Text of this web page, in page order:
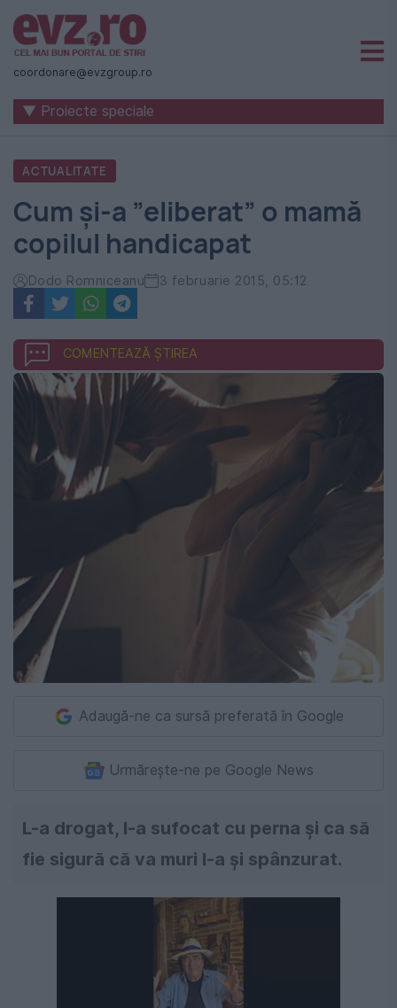
Știri
naționale
internaționale
România
-
Evenimentul
Zilei
coordonare@evzgroup.ro
▼ Proiecte speciale
ACTUALITATE
Cum și-a ”eliberat” o mamă
copilul handicapat
Dodo Romniceanu 3 februarie 2015, 05:12
COMENTEAZĂ ȘTIREA
Adaugă-ne ca sursă preferată în Google
Urmărește-ne pe Google News
L-a drogat, l-a sufocat cu perna și ca să
fie sigură că va muri l-a și spânzurat.